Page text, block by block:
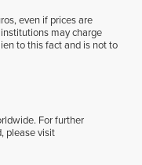
even if prices are
may charge
to this fact and is not to
For further
please visit